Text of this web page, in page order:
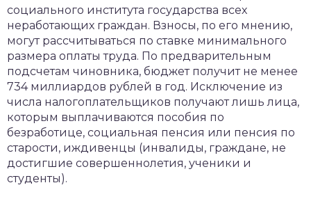
социального института государства всех
неработающих граждан. Взносы, по его мнению,
могут рассчитываться по ставке минимального
размера оплаты труда. По предварительным
подсчетам чиновника, бюджет получит не менее
734 миллиардов рублей в год. Исключение из
числа налогоплательщиков получают лишь лица,
которым выплачиваются пособия по
безработице, социальная пенсия или пенсия по
старости, иждивенцы (инвалиды, граждане, не
достигшие совершеннолетия, ученики и
студенты).